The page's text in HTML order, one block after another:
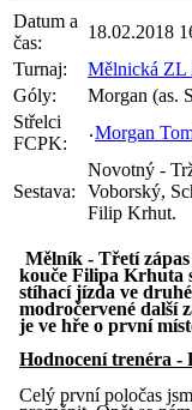
Datum a
čas:
18.02.2018
Turnaj:
Mělnická ZL
Góly:
Morgan (as.
Střelci
FCPK:
Morgan
Sestava:
Novotný -
Voborský,
Filip Krhut.
Mělník - Třetí
kouče Filipa Krhuta
stíhací jízda ve
modročervené další
je ve hře o první
Hodnocení trenéra
Celý první poločas